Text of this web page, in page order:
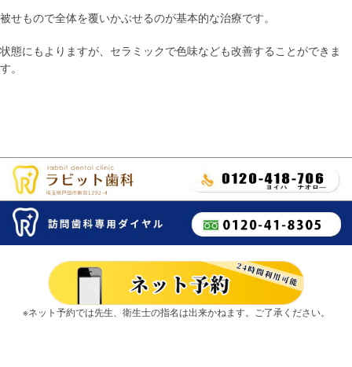
被せもので全体を覆いかぶせるのが基本的な治療です。
状態にもよりますが、セラミックで色味なども改善することができま
す。
※ネット予約では先生、衛生士の指名は出来かねます。ご了承ください。